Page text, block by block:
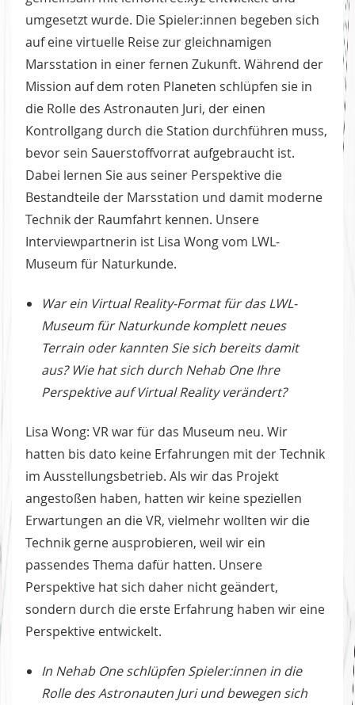
umgesetzt wurde. Die Spieler:innen begeben sich
auf eine virtuelle Reise zur gleichnamigen
Marsstation in einer fernen Zukunft. Während der
Mission auf dem roten Planeten schlüpfen sie in
die Rolle des Astronauten Juri, der einen
Kontrollgang durch die Station durchführen muss,
bevor sein Sauerstoffvorrat aufgebraucht ist.
Dabei lernen Sie aus seiner Perspektive die
Bestandteile der Marsstation und damit moderne
Technik der Raumfahrt kennen. Unsere
Interviewpartnerin ist Lisa Wong vom LWL-
Museum für Naturkunde.
War ein Virtual Reality-Format für das LWL-
Museum für Naturkunde komplett neues
Terrain oder kannten Sie sich bereits damit
aus? Wie hat sich durch Nehab One Ihre
Perspektive auf Virtual Reality verändert?
Lisa Wong: VR war für das Museum neu. Wir
hatten bis dato keine Erfahrungen mit der Technik
im Ausstellungsbetrieb. Als wir das Projekt
angestoßen haben, hatten wir keine speziellen
Erwartungen an die VR, vielmehr wollten wir die
Technik gerne ausprobieren, weil wir ein
passendes Thema dafür hatten. Unsere
Perspektive hat sich daher nicht geändert,
sondern durch die erste Erfahrung haben wir eine
Perspektive entwickelt.
In Nehab One schlüpfen Spieler:innen in die
Rolle des Astronauten Juri und bewegen sich